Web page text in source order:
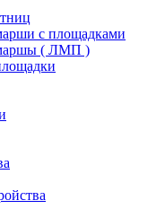
с площадками
( ЛМП )